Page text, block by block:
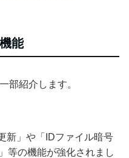
能
部紹介します。
新」や「IDファイル暗号
等の機能が強化されまし